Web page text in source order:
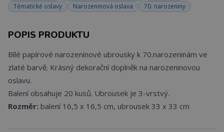
Tématické oslavy
Narozeninová oslava 70. narozeniny
POPIS PRODUKTU
Bílé papírové narozeninové ubrousky k 70.narozeninám ve
zlaté barvě. Krásný dekorační doplněk na narozeninovou
oslavu.
Balení obsahuje 20 kusů. Ubrousek je 3-vrstvý.
Rozměr: balení 16,5 x 16,5 cm, ubrousek 33 x 33 cm